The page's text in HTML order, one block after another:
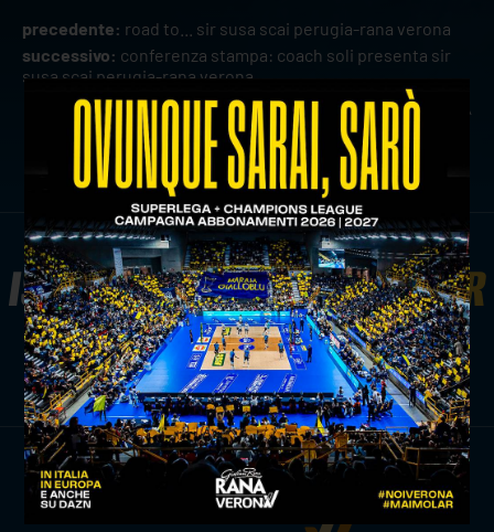
precedente: road to... sir susa scai perugia-rana verona
successivo: conferenza stampa: coach soli presenta sir
susa scai perugia-rana verona
news prima squadra
ISCRIVITI ALLANEWSLETTER
ISCRIVITI ORA